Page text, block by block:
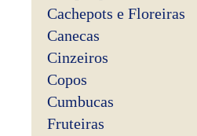
Cachepots e Floreiras
Canecas
Cinzeiros
Copos
Cumbucas
Fruteiras